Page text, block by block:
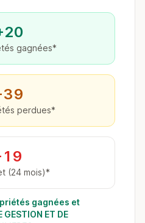
gagnées*
perdues*
(24 mois)*
gagnées et
ET DE